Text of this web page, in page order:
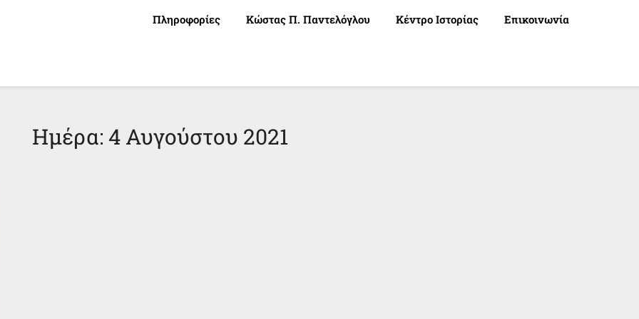
Πληροφορίες Κώστας Π. Παντελόγλου Κέντρο Ιστορίας Επικοινωνία
Ημέρα: 4 Αυγούστου 2021